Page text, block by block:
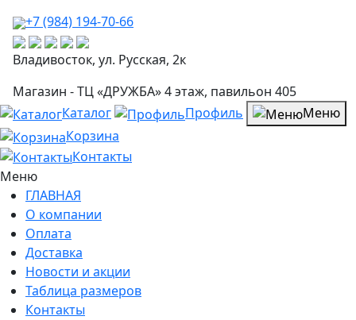
+7 (984) 194-70-66
Владивосток, ул. Русская, 2к
Магазин - ТЦ «ДРУЖБА» 4 этаж, павильон 405
Каталог
Профиль
Меню
Корзина
Контакты
Меню
ГЛАВНАЯ
О компании
Оплата
Доставка
Новости и акции
Таблица размеров
Контакты